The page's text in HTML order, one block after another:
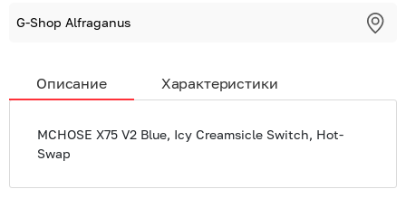
G-Shop Alfraganus
Описание Характеристики
MCHOSE X75 V2 Blue, Icy Creamsicle Switch, Hot-
Swap